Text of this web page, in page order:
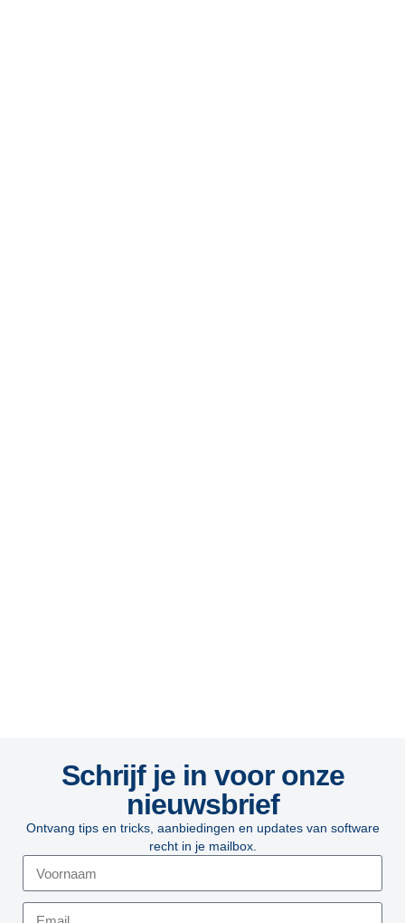
Schrijf je in voor onze
nieuwsbrief
Ontvang tips en tricks, aanbiedingen en updates van software
recht in je mailbox.